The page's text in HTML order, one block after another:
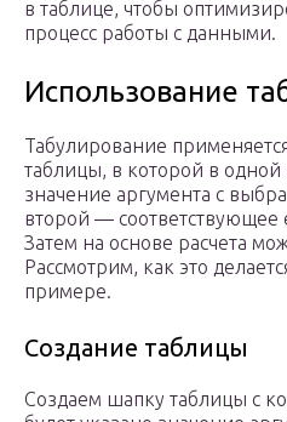
в таблице, чтобы
процесс работы с данными.
Использование
Табулирование
таблицы, в которой в одной
значение аргумента с
второй —
Затем на основе расчета
Рассмотрим, как это
примере.
Создание таблицы
Создаем шапку таблицы с